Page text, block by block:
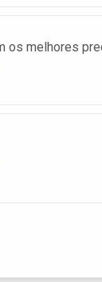
os melhores